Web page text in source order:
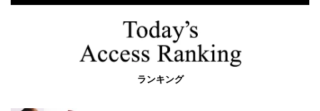
ランキング